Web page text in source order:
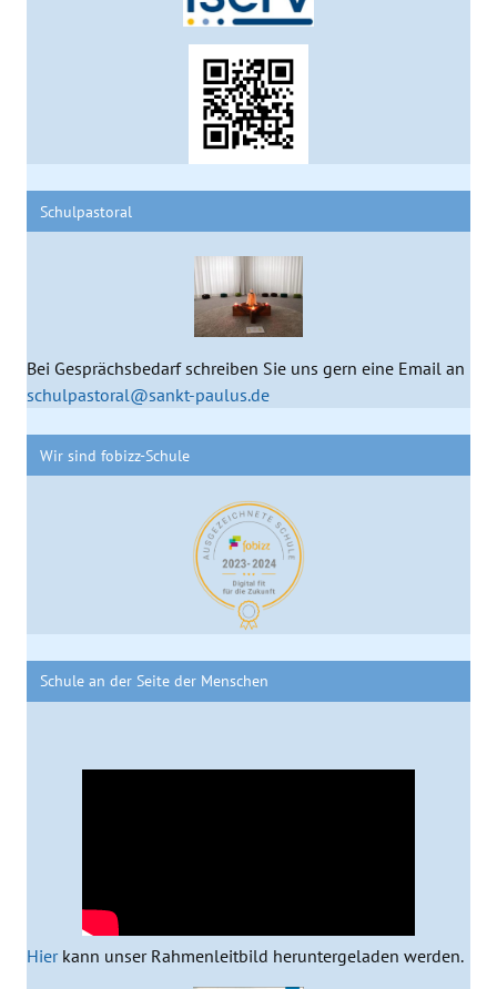
Schulpastoral
Bei Gesprächsbedarf schreiben Sie uns gern eine Email an
schulpastoral@sankt-paulus.de
Wir sind fobizz-Schule
Schule an der Seite der Menschen
Hierkann unser Rahmenleitbild heruntergeladen werden.